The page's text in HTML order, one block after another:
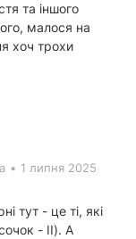
та іншого
малося на
хоч трохи
• 1 липня 2025
тут - це ті, які
- ІІ). А